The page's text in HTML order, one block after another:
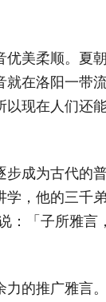
美柔顺。夏
在洛阳一带
现在人们还
成为古代的
，他的三千
：「子所雅言
的推广雅言